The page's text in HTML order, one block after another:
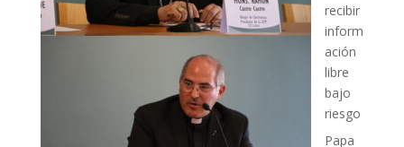
recibir
inform
ación
libre
bajo
riesgo
Papa